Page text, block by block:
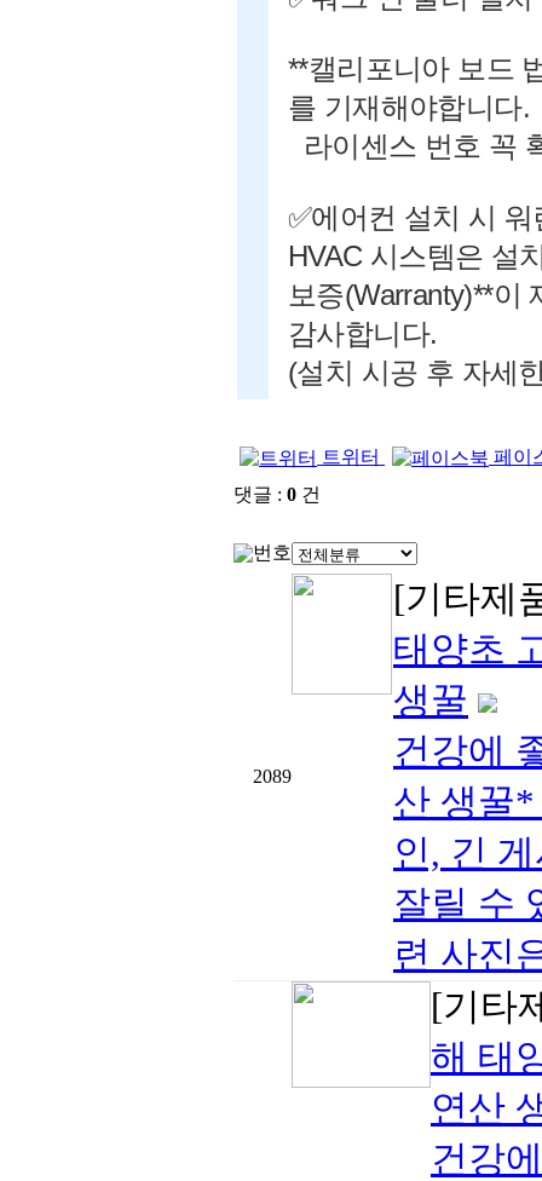
**캘리포니아 보드
를 기재해야합니다.
라이센스 번호 꼭
✅에어컨 설치 시 워
HVAC 시스템은 설
보증(Warranty)**이
감사합니다.
(설치 시공 후 자세
트위터
페이
댓글 : 0 건
번호
2089
[기타제
태양초
생꿀
건강에
산 생꿀
인, 긴
잘릴 수
련 사진
[기타
해 태
연산
건강